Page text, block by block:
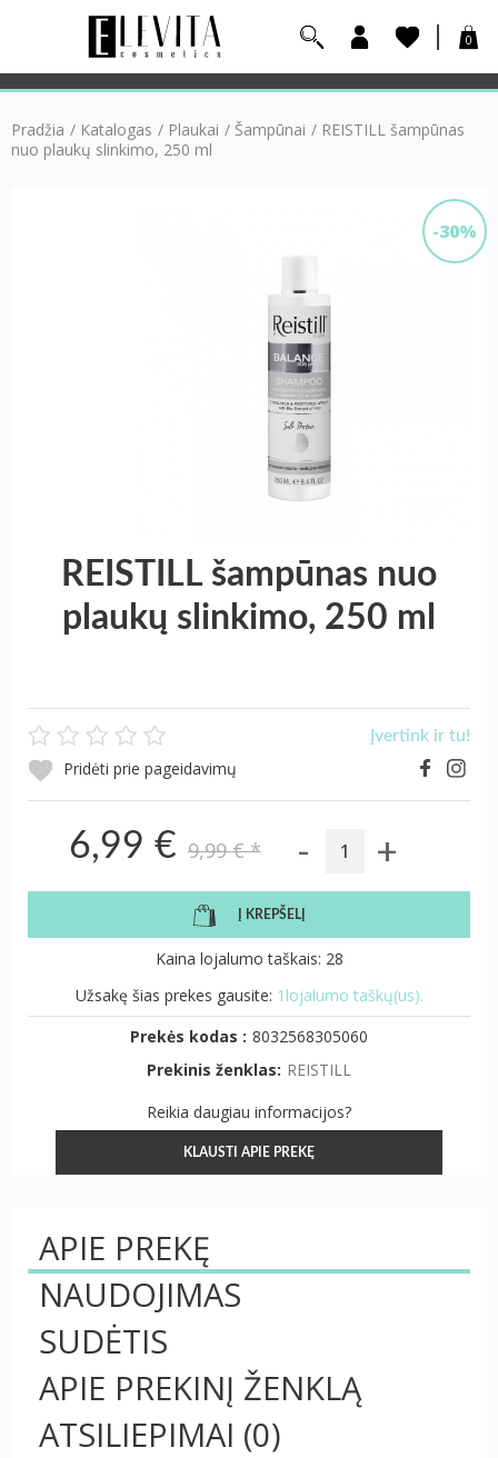
0
Pradžia / Katalogas / Plaukai / Šampūnai / REISTILL šampūnas
nuo plaukų slinkimo, 250 ml
-30%
REISTILL šampūnas nuo
plaukų slinkimo, 250 ml
Įvertink ir tu!
Pridėti prie pageidavimų
6,99 € 9,99 €* - +
Į KREPŠELĮ
Kaina lojalumo taškais: 28
Užsakę šias prekes gausite: 1lojalumo taškų(us).
Prekės kodas : 8032568305060
Prekinis ženklas: REISTILL
Reikia daugiau informacijos?
KLAUSTI APIE PREKĘ
APIE PREKĘ
NAUDOJIMAS
SUDĖTIS
APIE PREKINĮ ŽENKLĄ
ATSILIEPIMAI (0)